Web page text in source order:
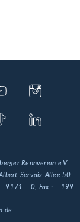
Rennverein e.V.
Servais-Allee 50
9171 – 0 , Fax.: – 199